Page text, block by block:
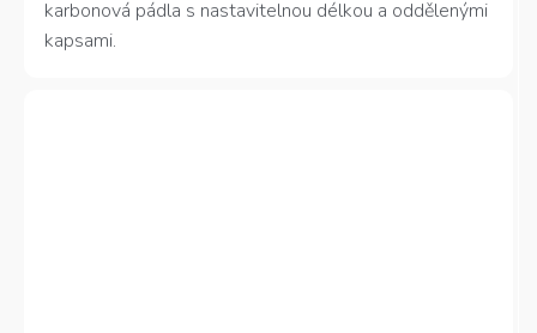
karbonová pádla s nastavitelnou délkou a oddělenými
kapsami.